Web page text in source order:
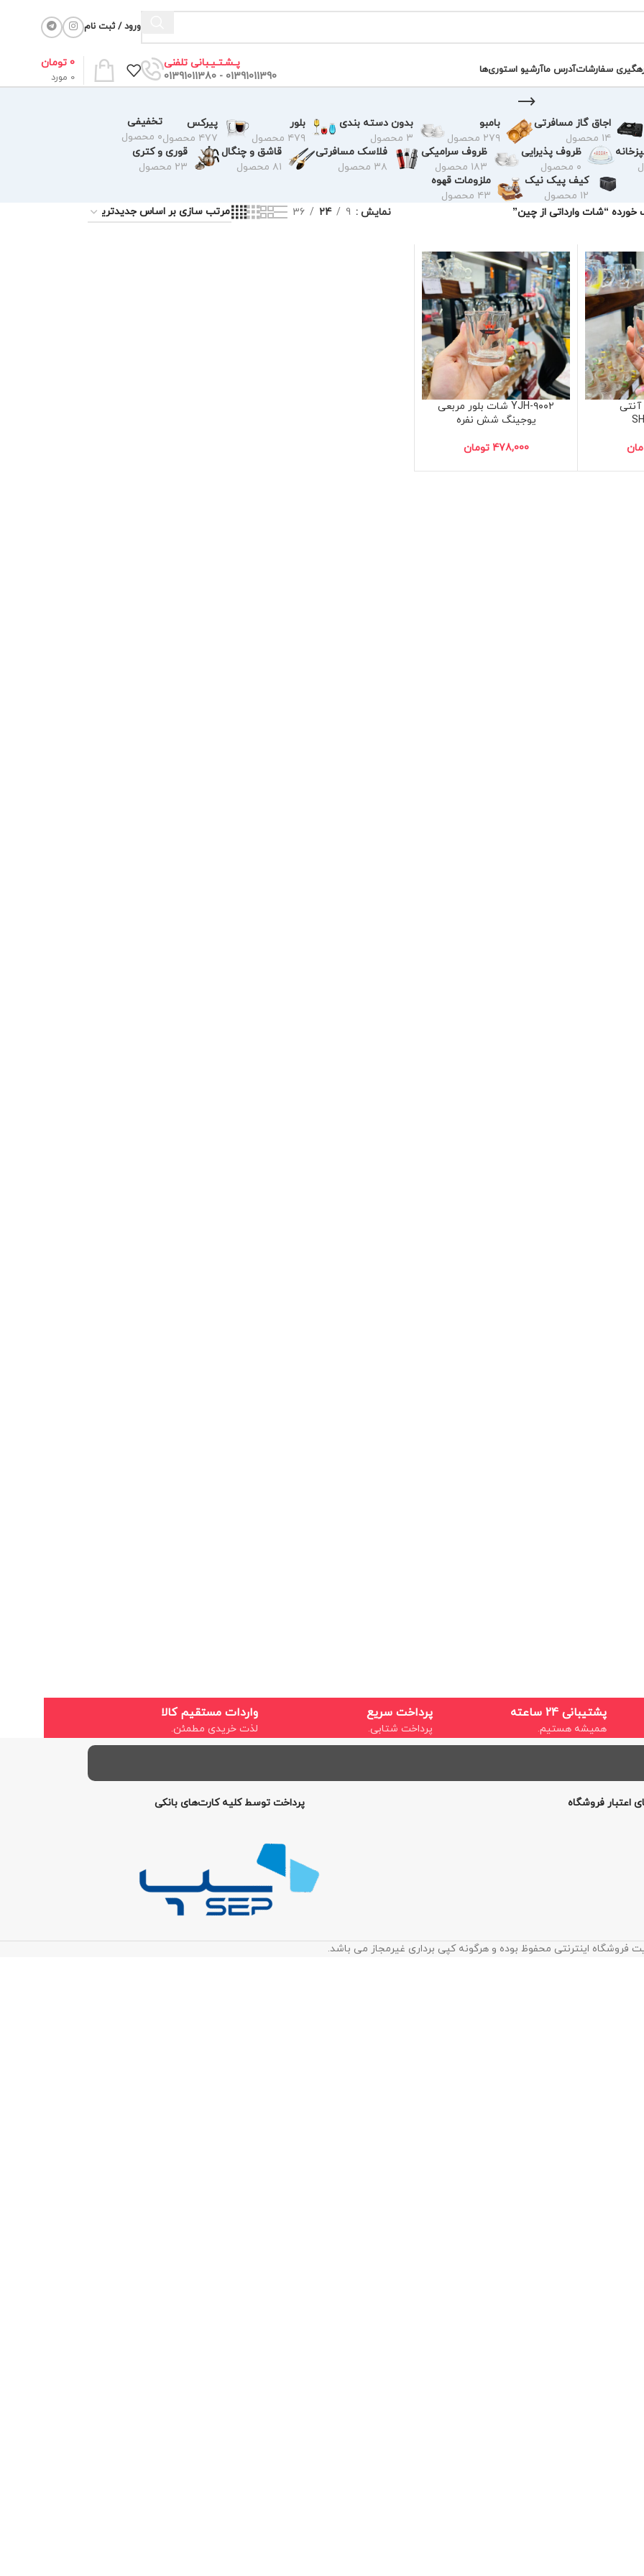
ورود / ثبت نام
سفارشاتآدرس ماآرشیو استوری‌ها
پـشـتـیـبانی تلفنی
01391011390 - 01391011380
0 مورد
0 تومان
اجاق گاز مسافرتی
۱۴ محصول
بامبو
۲۷۹ محصول
بدون دسته بندی
۳ محصول
بلور
۴۷۹ محصول
پیرکس
۴۷۷ محصول
تخفیفی
۰ محصول
ظروف پذیرایی
۰ محصول
ظروف سرامیکی
۱۸۳ محصول
فلاسک مسافرتی
۳۸ محصول
قاشق و چنگال
۸۱ محصول
قوری و کتری
۲۳ محصول
کیف پیک نیک
۱۲ محصول
ملزومات قهوه
۴۳ محصول
“شات وارداتی از چین”
نمایش 9
24
36
YJH-۹۰۰۲ شات بلور مربعی
یوجینگ شش نفره
478,000 تومان
پشتیبانی 24 ساعته
همیشه هستیم.
پرداخت سریع
پرداخت شتابی.
واردات مستقیم کالا
لذت خریدی مطمئن.
اعتبار فروشگاه پرداخت توسط کلیه کارت‌های بانکی
فروشگاه اینترنتی محفوظ بوده و هرگونه کپی برداری غیرمجاز می باشد.